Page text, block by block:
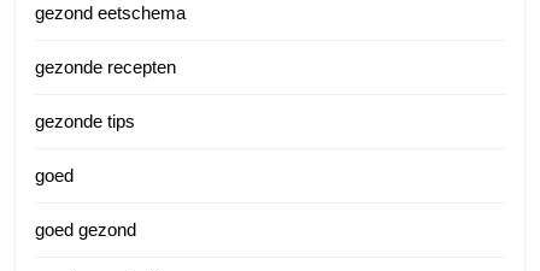
gezond eetschema
gezonde recepten
gezonde tips
goed
goed gezond